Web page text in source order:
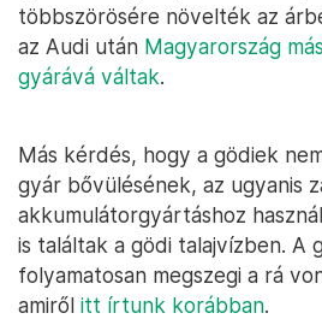
többszörösére növelték az
az Audi után Magyarország
gyárává váltak.
Más kérdés, hogy a gödiek
gyár bővülésének, az ugyanis
akkumulátorgyártáshoz
is találtak a gödi talajvízben. A
folyamatosan megszegi a rá
amiről itt írtunk korábban.